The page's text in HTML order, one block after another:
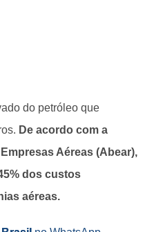
do petróleo que
De acordo com a
Aéreas (Abear),
dos custos
aéreas.